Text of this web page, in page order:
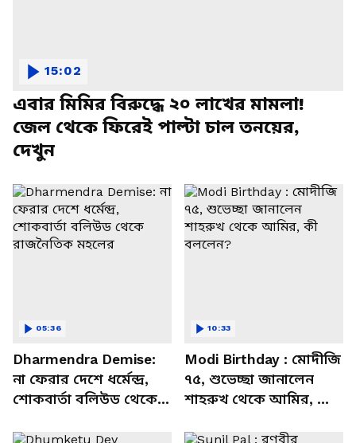
এবার মিমির বিরুদ্ধে ২০ লাখের মামলা!
জেল থেকে ফিরেই পাল্টা চাল তনয়ের,
দেখুন
15:02
Dharmendra Demise:
না ফেরার দেশে ধর্মেন্দ্র,
শোকবার্তা বলিউড থেকে
05:36
Modi Birthday : মোদীজি
৭৫, শুভেচ্ছা জানালেন
শাহরুখ থেকে আমির, কী
10:33